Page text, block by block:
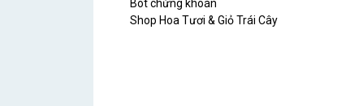
Bot chứng khoán
Shop Hoa Tươi & Giỏ Trái Cây